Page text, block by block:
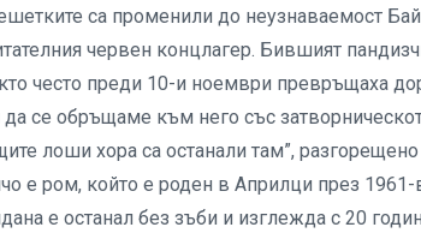
са променили до неузнаваемост
червен концлагер. Бившият
често преди 10-и ноември превръщаха
се обръщаме към него със
лоши хора са останали там”,
е ром, който е роден в Априлци през 1961-
е останал без зъби и изглежда с 20